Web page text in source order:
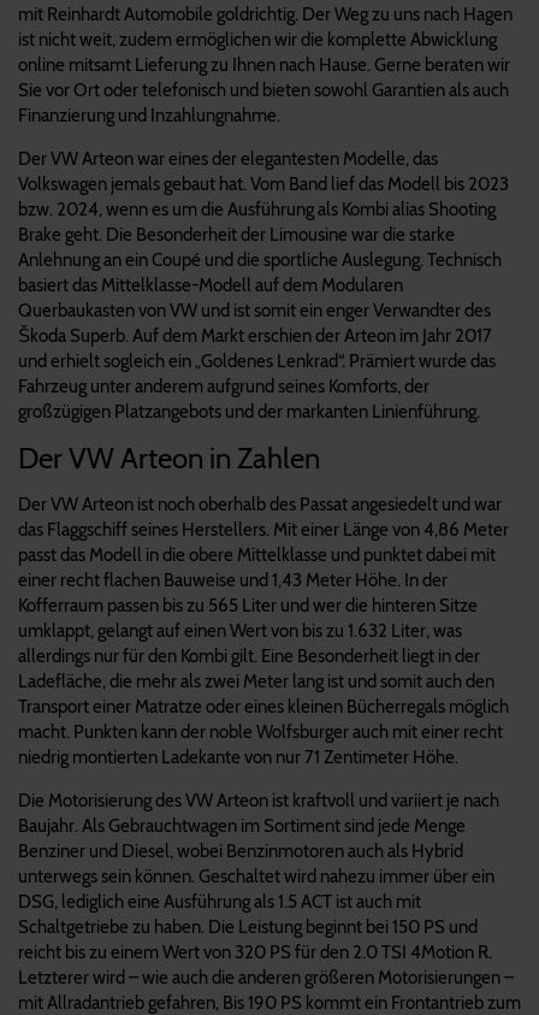
mit Reinhardt Automobile goldrichtig. Der Weg zu uns nach Hagen
ist nicht weit, zudem ermöglichen wir die komplette Abwicklung
online mitsamt Lieferung zu Ihnen nach Hause. Gerne beraten wir
Sie vor Ort oder telefonisch und bieten sowohl Garantien als auch
Finanzierung und Inzahlungnahme.
Der VW Arteon war eines der elegantesten Modelle, das
Volkswagen jemals gebaut hat. Vom Band lief das Modell bis 2023
bzw. 2024, wenn es um die Ausführung als Kombi alias Shooting
Brake geht. Die Besonderheit der Limousine war die starke
Anlehnung an ein Coupé und die sportliche Auslegung. Technisch
basiert das Mittelklasse-Modell auf dem Modularen
Querbaukasten von VW und ist somit ein enger Verwandter des
Škoda Superb. Auf dem Markt erschien der Arteon im Jahr 2017
und erhielt sogleich ein „Goldenes Lenkrad“. Prämiert wurde das
Fahrzeug unter anderem aufgrund seines Komforts, der
großzügigen Platzangebots und der markanten Linienführung.
Der VW Arteon in Zahlen
Der VW Arteon ist noch oberhalb des Passat angesiedelt und war
das Flaggschiff seines Herstellers. Mit einer Länge von 4,86 Meter
passt das Modell in die obere Mittelklasse und punktet dabei mit
einer recht flachen Bauweise und 1,43 Meter Höhe. In der
Kofferraum passen bis zu 565 Liter und wer die hinteren Sitze
umklappt, gelangt auf einen Wert von bis zu 1.632 Liter, was
allerdings nur für den Kombi gilt. Eine Besonderheit liegt in der
Ladefläche, die mehr als zwei Meter lang ist und somit auch den
Transport einer Matratze oder eines kleinen Bücherregals möglich
macht. Punkten kann der noble Wolfsburger auch mit einer recht
niedrig montierten Ladekante von nur 71 Zentimeter Höhe.
Die Motorisierung des VW Arteon ist kraftvoll und variiert je nach
Baujahr. Als Gebrauchtwagen im Sortiment sind jede Menge
Benziner und Diesel, wobei Benzinmotoren auch als Hybrid
unterwegs sein können. Geschaltet wird nahezu immer über ein
DSG, lediglich eine Ausführung als 1.5 ACT ist auch mit
Schaltgetriebe zu haben. Die Leistung beginnt bei 150 PS und
reicht bis zu einem Wert von 320 PS für den 2.0 TSI 4Motion R.
Letzterer wird – wie auch die anderen größeren Motorisierungen –
mit Allradantrieb gefahren, Bis 190 PS kommt ein Frontantrieb zum